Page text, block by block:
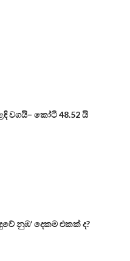
වගයි– කෝටි 48.52 යි
දුවේ නුඹ’ දෙකම එකක් ද?